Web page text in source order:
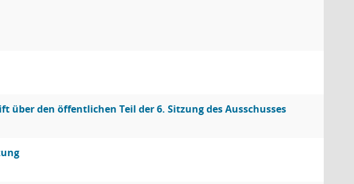
über den öffentlichen Teil der 6. Sitzung des Ausschusses